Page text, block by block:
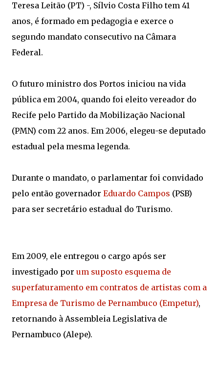
Teresa Leitão (PT) -, Sílvio Costa Filho tem 41
anos, é formado em pedagogia e exerce o
segundo mandato consecutivo na Câmara
Federal.
O futuro ministro dos Portos iniciou na vida
pública em 2004, quando foi eleito vereador do
Recife pelo Partido da Mobilização Nacional
(PMN) com 22 anos. Em 2006, elegeu-se deputado
estadual pela mesma legenda.
Durante o mandato, o parlamentar foi convidado
pelo então governador Eduardo Campos (PSB)
para ser secretário estadual do Turismo.
Em 2009, ele entregou o cargo após ser
investigado por um suposto esquema de
superfaturamento em contratos de artistas com a
Empresa de Turismo de Pernambuco (Empetur),
retornando à Assembleia Legislativa de
Pernambuco (Alepe).